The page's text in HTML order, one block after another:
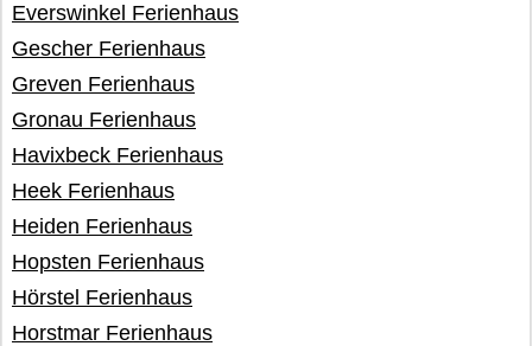
Everswinkel Ferienhaus
Gescher Ferienhaus
Greven Ferienhaus
Gronau Ferienhaus
Havixbeck Ferienhaus
Heek Ferienhaus
Heiden Ferienhaus
Hopsten Ferienhaus
Hörstel Ferienhaus
Horstmar Ferienhaus